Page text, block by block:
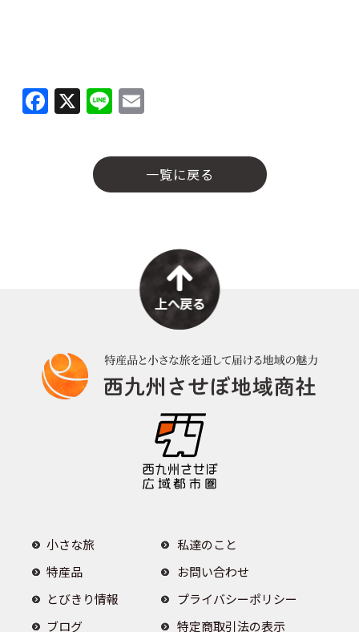
F
a
X Li
n
e ai
l
一覧に戻る
小さな旅
特産品
とびきり情報
ブログ
私達のこと
お問い合わせ
プライバシーポリシー
特定商取引法の表示